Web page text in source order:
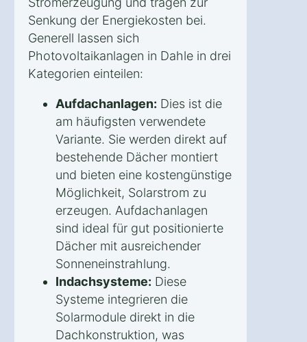
Senkung der Energiekosten bei.
Generell lassen sich
Photovoltaikanlagen in Dahle in drei
Kategorien einteilen:
Aufdachanlagen: Dies ist die
am häufigsten verwendete
Variante. Sie werden direkt auf
bestehende Dächer montiert
und bieten eine kostengünstige
Möglichkeit, Solarstrom zu
erzeugen. Aufdachanlagen
sind ideal für gut positionierte
Dächer mit ausreichender
Sonneneinstrahlung.
Indachsysteme: Diese
Systeme integrieren die
Solarmodule direkt in die
Dachkonstruktion, was